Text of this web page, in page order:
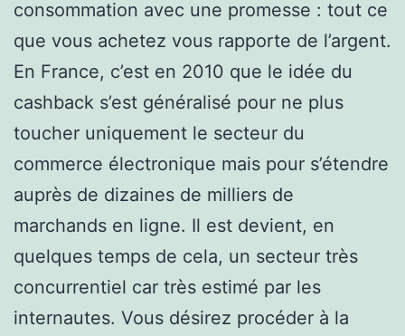
consommation avec une promesse : tout ce
que vous achetez vous rapporte de l’argent.
En France, c’est en 2010 que le idée du
cashback s’est généralisé pour ne plus
toucher uniquement le secteur du
commerce électronique mais pour s’étendre
auprès de dizaines de milliers de
marchands en ligne. Il est devient, en
quelques temps de cela, un secteur très
concurrentiel car très estimé par les
internautes. Vous désirez procéder à la